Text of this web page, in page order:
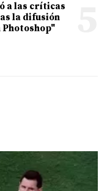
a las críticas
la difusión
Photoshop"